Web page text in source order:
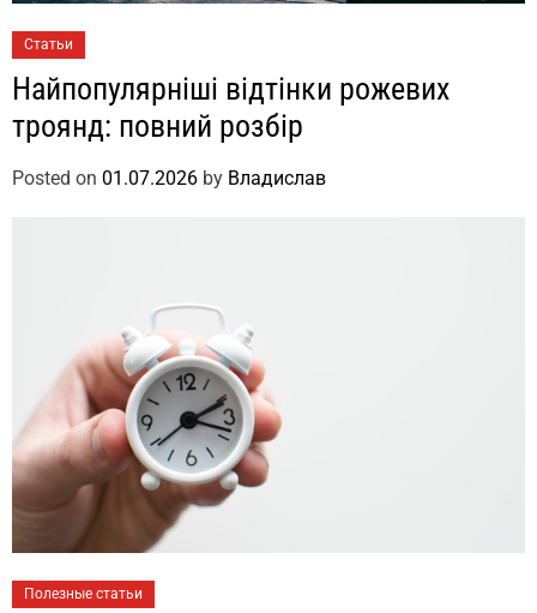
Статьи
Найпопулярніші відтінки рожевих
троянд: повний розбір
Posted on 01.07.2026 by Владислав
Полезные статьи